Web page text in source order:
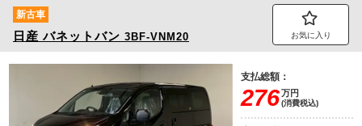
新古車
日産 バネットバン 3BF-VNM20 お気に入り
支払総額：
276万円
(消費税込)